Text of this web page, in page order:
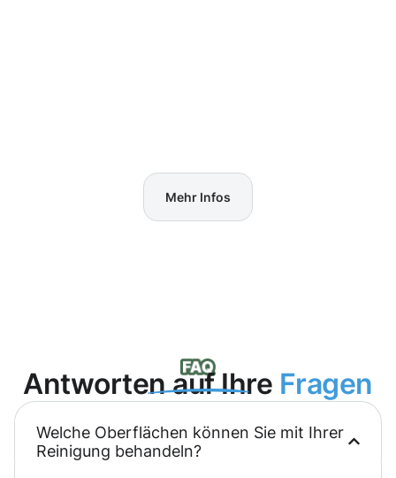
Mehr Infos
Antworten auf Ihre Fragen
Welche Oberflächen können Sie mit Ihrer
Reinigung behandeln?